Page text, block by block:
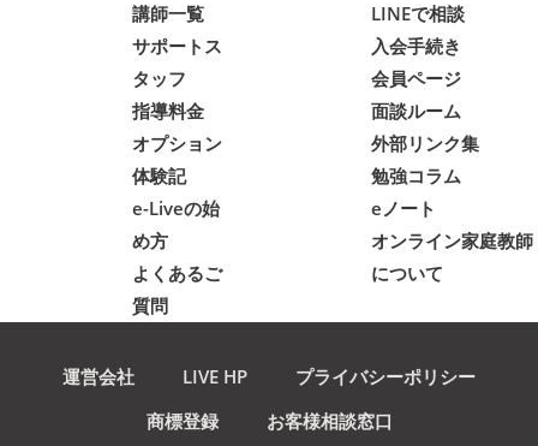
講師一覧
サポートス
タッフ
指導料金
オプション
体験記
e-Liveの始
め方
よくあるご
質問
LINEで相談
入会手続き
会員ページ
面談ルーム
外部リンク集
勉強コラム
eノート
オンライン家庭教師
について
運営会社 LIVE HP
プライバシーポリシー
商標登録
お客様相談窓口